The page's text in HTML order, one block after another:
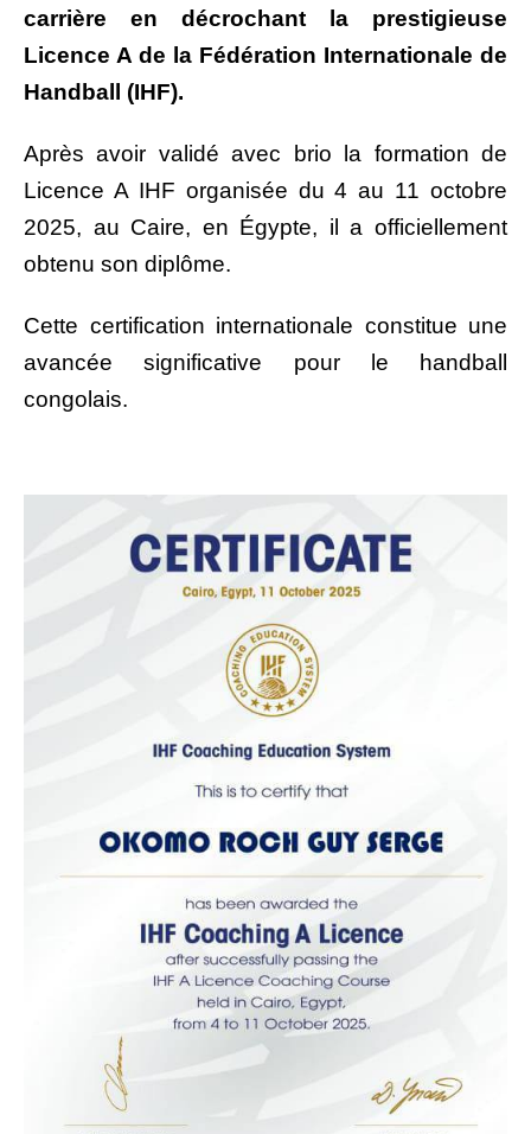
carrière en décrochant la prestigieuse
Licence A de la Fédération Internationale de
Handball (IHF).
Après avoir validé avec brio la formation de
Licence A IHF organisée du 4 au 11 octobre
2025, au Caire, en Égypte, il a officiellement
obtenu son diplôme.
Cette certification internationale constitue une
avancée significative pour le handball
congolais.